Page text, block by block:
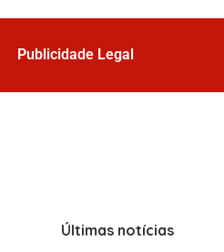
Publicidade Legal
Últimas notícias